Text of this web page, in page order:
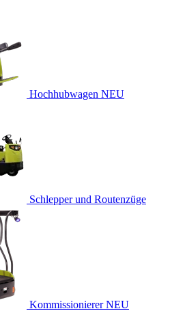
Hochhubwagen NEU
Schlepper und Routenzüge
Kommissionierer NEU